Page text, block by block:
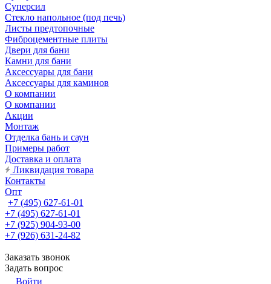
Суперсил
Стекло напольное (под печь)
Листы предтопочные
Фиброцементные плиты
Двери для бани
Камни для бани
Аксессуары для бани
Аксессуары для каминов
О компании
О компании
Акции
Монтаж
Отделка бань и саун
Примеры работ
Доставка и оплата
Ликвидация товара
Контакты
Опт
+7 (495) 627-61-01
+7 (495) 627-61-01
+7 (925) 904-93-00
+7 (926) 631-24-82
Заказать звонок
Задать вопрос
Войти